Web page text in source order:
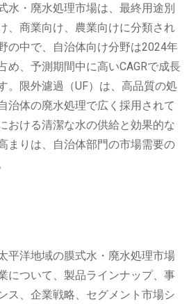
水・廃水処理市場は、最終用途別
、商業向け、農業向けに分類され
の中で、自治体向け分野は2024年
め、予測期間中に高いCAGRで成長
。限外濾過（UF）は、高品質の処
治体の廃水処理で広く採用されて
おける清潔な水の供給と効果的な
まりは、自治体部門の市場需要の
平洋地域の膜式水・廃水処理市場
について、製品ラインナップ、事
ス、企業戦略、セグメント市場シ